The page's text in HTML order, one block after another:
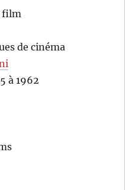
film
de cinéma
à 1962